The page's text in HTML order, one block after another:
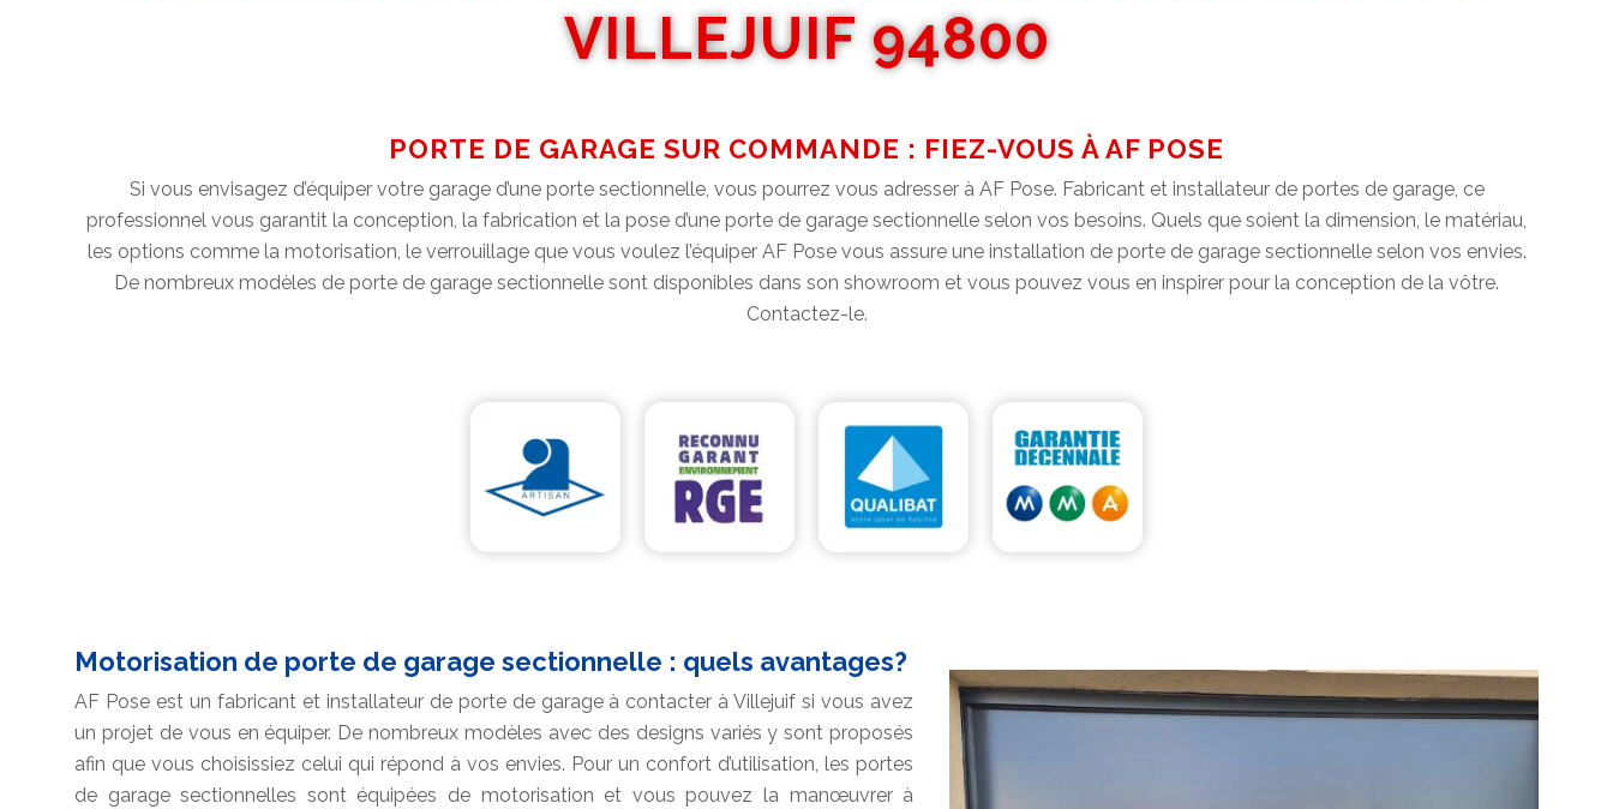
VILLEJUIF 94800
PORTE DE GARAGE SUR COMMANDE : FIEZ-VOUS À AF POSE
Si vous envisagez d’équiper votre garage d’une porte sectionnelle, vous pourrez vous adresser à AF Pose. Fabricant et installateur de portes de garage, ce
professionnel vous garantit la conception, la fabrication et la pose d’une porte de garage sectionnelle selon vos besoins. Quels que soient la dimension, le matériau,
les options comme la motorisation, le verrouillage que vous voulez l’équiper AF Pose vous assure une installation de porte de garage sectionnelle selon vos envies.
De nombreux modèles de porte de garage sectionnelle sont disponibles dans son showroom et vous pouvez vous en inspirer pour la conception de la vôtre.
Contactez-le.
Motorisation de porte de garage sectionnelle : quels avantages?
AF Pose est un fabricant et installateur de porte de garage à contacter à Villejuif si vous avez
un projet de vous en équiper. De nombreux modèles avec des designs variés y sont proposés
afin que vous choisissiez celui qui répond à vos envies. Pour un confort d’utilisation, les portes
de garage sectionnelles sont équipées de motorisation et vous pouvez la manœuvrer à